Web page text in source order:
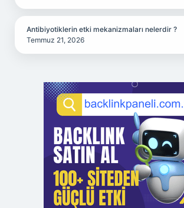
Antibiyotiklerin etki mekanizmaları nelerdir ?
Temmuz 21, 2026